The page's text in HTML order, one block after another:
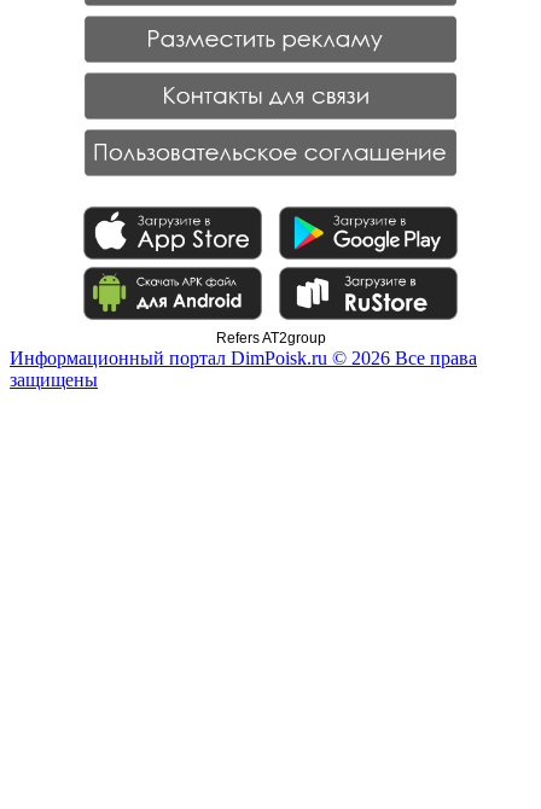
Refers AT2group
Информационный портал DimPoisk.ru © 2026 Все права
защищены